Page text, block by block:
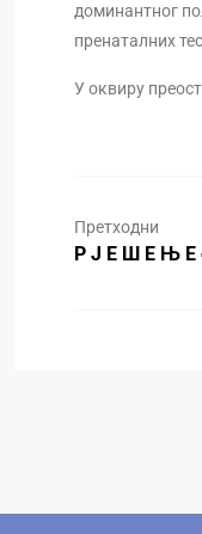
доминантног
пренаталних
У оквиру
Претходни
Р Ј Е Ш Е Њ Е